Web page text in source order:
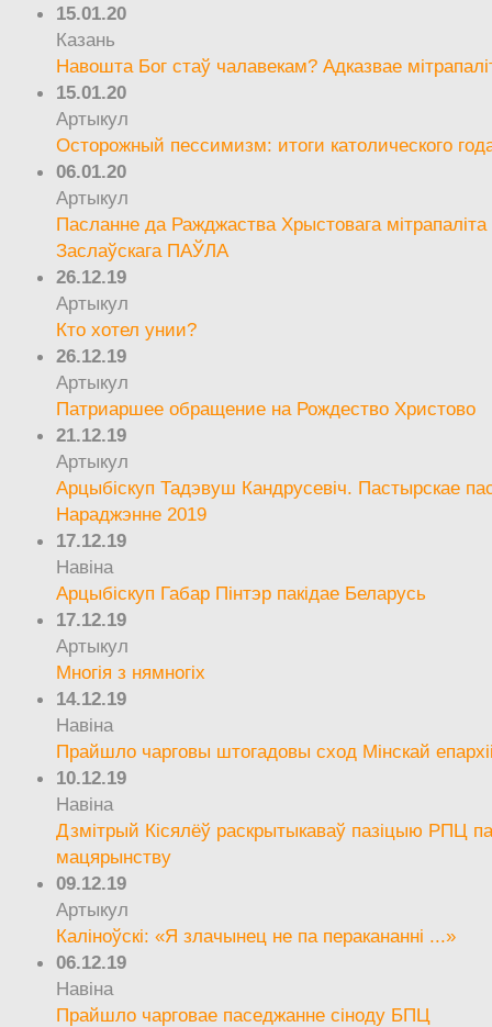
15.01.20
Казань
Навошта Бог стаў чалавекам? Адказвае
15.01.20
Артыкул
Осторожный пессимизм: итоги католического
06.01.20
Артыкул
Пасланне да Ражджаства Хрыстовага мітрапаліта
Заслаўскага ПАЎЛА
26.12.19
Артыкул
Кто хотел унии?
26.12.19
Артыкул
Патриаршее обращение на Рождество Христово
21.12.19
Артыкул
Арцыбіскуп Тадэвуш Кандрусевіч. Пастырскае
Нараджэнне 2019
17.12.19
Навіна
Арцыбіскуп Габар Пінтэр пакідае Беларусь
17.12.19
Артыкул
Многія з нямногіх
14.12.19
Навіна
Прайшло чарговы штогадовы сход Мінскай
10.12.19
Навіна
Дзмітрый Кісялёў раскрытыкаваў пазіцыю РПЦ
мацярынству
09.12.19
Артыкул
Каліноўскі: «Я злачынец не па перакананні ...»
06.12.19
Навіна
Прайшло чарговае паседжанне сіноду БПЦ